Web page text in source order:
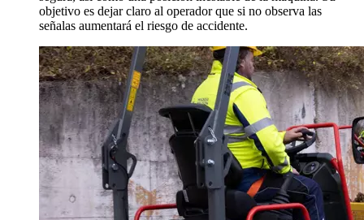
objetivo es dejar claro al operador que si no observa las
señalas aumentará el riesgo de accidente.